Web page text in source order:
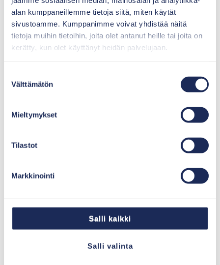
alan kumppaneillemme tietoja siitä, miten käytät
sivustoamme. Kumppanimme voivat yhdistää näitä
tietoja muihin tietoihin, joita olet antanut heille tai joita on
kerätty, kun olet käyttänyt heidän palvelujaan.
valinta
Välttämätön
Mieltymykset
Tilastot
Markkinointi
Salli kaikki
Salli valinta